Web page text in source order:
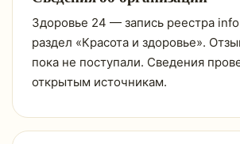
Здоровье 24 — запись реестра
раздел «Красота и здоровье».
пока не поступали. Сведения
открытым источникам.